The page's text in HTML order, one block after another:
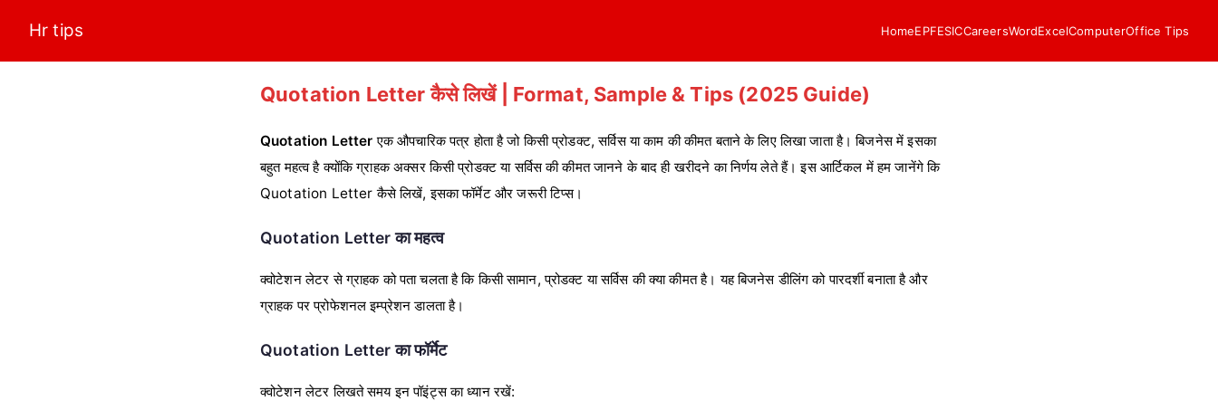
content
Hr tips HomeEPFESICCareersWordExcelComputerOffice Tips
Quotation Letter कैसे लिखें | Format, Sample & Tips (2025 Guide)
Quotation Letter एक औपचारिक पत्र होता है जो किसी प्रोडक्ट, सर्विस या काम की कीमत बताने के लिए लिखा जाता है। बिजनेस में इसका
बहुत महत्व है क्योंकि ग्राहक अक्सर किसी प्रोडक्ट या सर्विस की कीमत जानने के बाद ही खरीदने का निर्णय लेते हैं। इस आर्टिकल में हम जानेंगे कि
Quotation Letter कैसे लिखें, इसका फॉर्मेट और जरूरी टिप्स।
Quotation Letter का महत्व
क्वोटेशन लेटर से ग्राहक को पता चलता है कि किसी सामान, प्रोडक्ट या सर्विस की क्या कीमत है। यह बिजनेस डीलिंग को पारदर्शी बनाता है और
ग्राहक पर प्रोफेशनल इम्प्रेशन डालता है।
Quotation Letter का फॉर्मेट
क्वोटेशन लेटर लिखते समय इन पॉइंट्स का ध्यान रखें: